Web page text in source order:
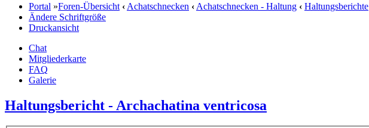
Portal »Foren-Übersicht ‹Achatschnecken ‹Achatschnecken - Haltung ‹ Haltungsberichte
Ändere Schriftgröße
Druckansicht
Chat
Mitgliederkarte
FAQ
Galerie
Haltungsbericht - Archachatina ventricosa